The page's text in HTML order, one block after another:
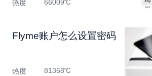
热度 66009℃
Flyme账户怎么设置密码
热度 81368℃